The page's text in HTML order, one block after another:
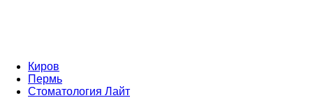
Киров
Пермь
Стоматология Лайт